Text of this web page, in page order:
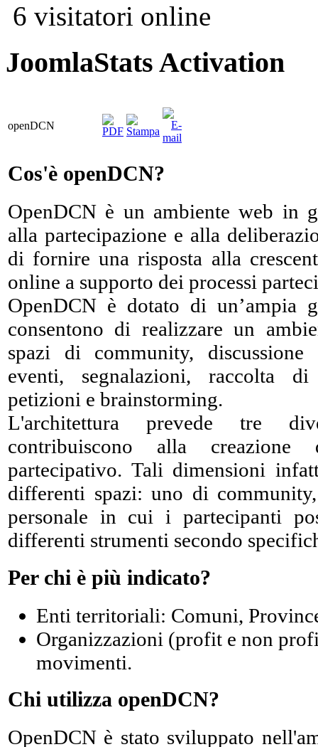
6 visitatori online
JoomlaStats Activation
openDCN
Cos'è openDCN?
OpenDCN è un ambiente web in
alla partecipazione e alla
di fornire una risposta alla
online a supporto dei processi
OpenDCN è dotato di un’ampia
consentono di realizzare un
spazi di community,
eventi, segnalazioni, raccolta
petizioni e brainstorming.
L'architettura prevede tre
contribuiscono alla
partecipativo. Tali dimensioni
differenti spazi: uno di
personale in cui i partecipanti
differenti strumenti secondo
Per chi è più indicato?
Enti territoriali: Comuni,
Organizzazioni (profit e non
movimenti.
Chi utilizza openDCN?
OpenDCN è stato sviluppato